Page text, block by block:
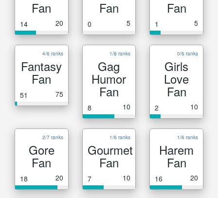
Fan
14 20
Fan
0 5
Fan
1 5
4/6 ranks
Fantasy
Fan
51 75
1/8 ranks
Gag
Humor
Fan
8 10
0/6 ranks
Girls
Love
Fan
2 10
2/7 ranks
Gore
Fan
18 20
1/6 ranks
Gourmet
Fan
7 10
1/6 ranks
Harem
Fan
16 20